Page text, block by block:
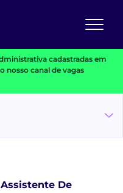
cadastradas em
nosso canal de vagas
Assistente De